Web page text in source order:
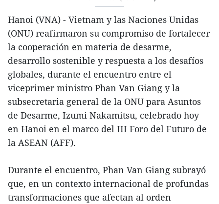
Hanoi (VNA) - Vietnam y las Naciones Unidas
(ONU) reafirmaron su compromiso de fortalecer
la cooperación en materia de desarme,
desarrollo sostenible y respuesta a los desafíos
globales, durante el encuentro entre el
viceprimer ministro Phan Van Giang y la
subsecretaria general de la ONU para Asuntos
de Desarme, Izumi Nakamitsu, celebrado hoy
en Hanoi en el marco del III Foro del Futuro de
la ASEAN (AFF).
Durante el encuentro, Phan Van Giang subrayó
que, en un contexto internacional de profundas
transformaciones que afectan al orden